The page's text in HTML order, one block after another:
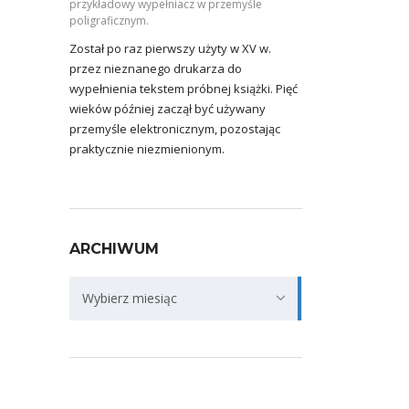
przykładowy wypełniacz w przemyśle
poligraficznym.
Został po raz pierwszy użyty w XV w.
przez nieznanego drukarza do
wypełnienia tekstem próbnej książki. Pięć
wieków później zaczął być używany
przemyśle elektronicznym, pozostając
praktycznie niezmienionym.
ARCHIWUM
Wybierz miesiąc